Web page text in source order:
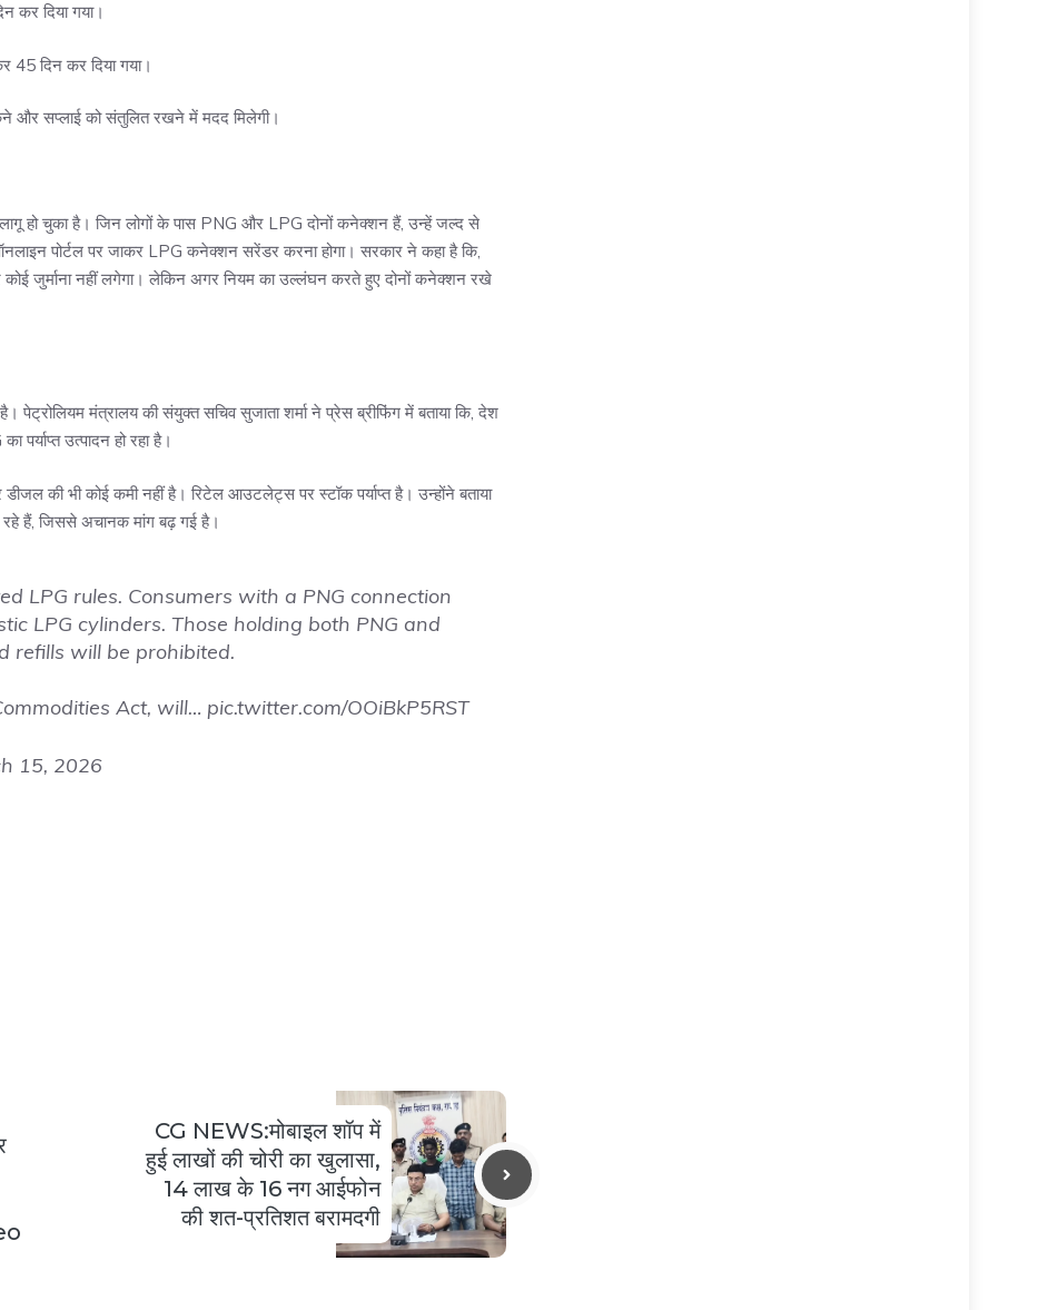
कर दिया गया।
45 दिन कर दिया गया।
और सप्लाई को संतुलित रखने में मदद मिलेगी।
हो चुका है। जिन लोगों के पास PNG और LPG दोनों कनेक्शन हैं, उन्हें जल्द से
पोर्टल पर जाकर LPG कनेक्शन सरेंडर करना होगा। सरकार ने कहा है कि,
जुर्माना नहीं लगेगा। लेकिन अगर नियम का उल्लंघन करते हुए दोनों कनेक्शन रखे
पेट्रोलियम मंत्रालय की संयुक्त सचिव सुजाता शर्मा ने प्रेस ब्रीफिंग में बताया कि, देश
पर्याप्त उत्पादन हो रहा है।
की भी कोई कमी नहीं है। रिटेल आउटलेट्स पर स्टॉक पर्याप्त है। उन्होंने बताया
हैं, जिससे अचानक मांग बढ़ गई है।
LPG rules. Consumers with a PNG connection
LPG cylinders. Those holding both PNG and
refills will be prohibited.
Act, will… pic.twitter.com/OOiBkP5RST
15, 2026
CG NEWS:मोबाइल शॉप में
हुई लाखों की चोरी का खुलासा,
14 लाख के 16 नग आईफोन
की शत-प्रतिशत बरामदगी